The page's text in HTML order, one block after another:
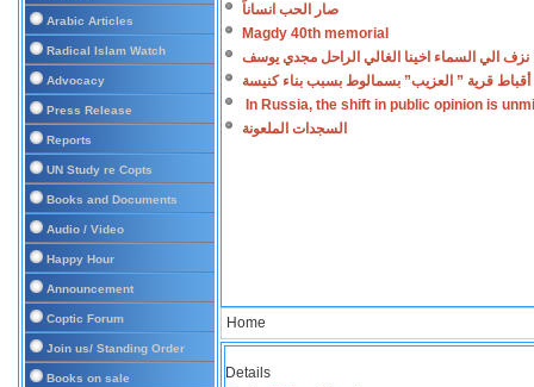
Arabic Articles
Radical Islam Watch
Advocacy
Press Release
Reports
UN Study re Copts
Books and Documents
Audio / Video
Happy Hour
Announcement
Coptic Forum
Join us/ Standing Order
Books on sale
صار الحب انساناً
Magdy 40th memorial
نزف الي السماء اخينا الغالي الراحل مجدي يوسف
أقباط قرية ” العزيب” بسمالوط بسبب بناء كنيسة
In Russia, the shift in public opinion is
السجدات الملعونة
Home
Details